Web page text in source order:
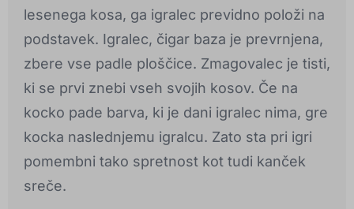
lesenega kosa, ga igralec previdno položi na
podstavek. Igralec, čigar baza je prevrnjena,
zbere vse padle ploščice. Zmagovalec je tisti,
ki se prvi znebi vseh svojih kosov. Če na
kocko pade barva, ki je dani igralec nima, gre
kocka naslednjemu igralcu. Zato sta pri igri
pomembni tako spretnost kot tudi kanček
sreče.